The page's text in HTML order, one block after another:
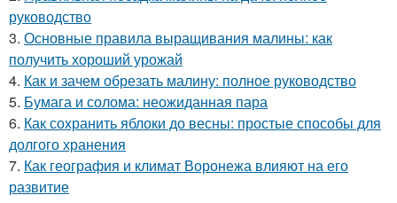
руководство
3. Основные правила выращивания малины: как
получить хороший урожай
4. Как и зачем обрезать малину: полное руководство
5. Бумага и солома: неожиданная пара
6. Как сохранить яблоки до весны: простые способы для
долгого хранения
7. Как география и климат Воронежа влияют на его
развитие